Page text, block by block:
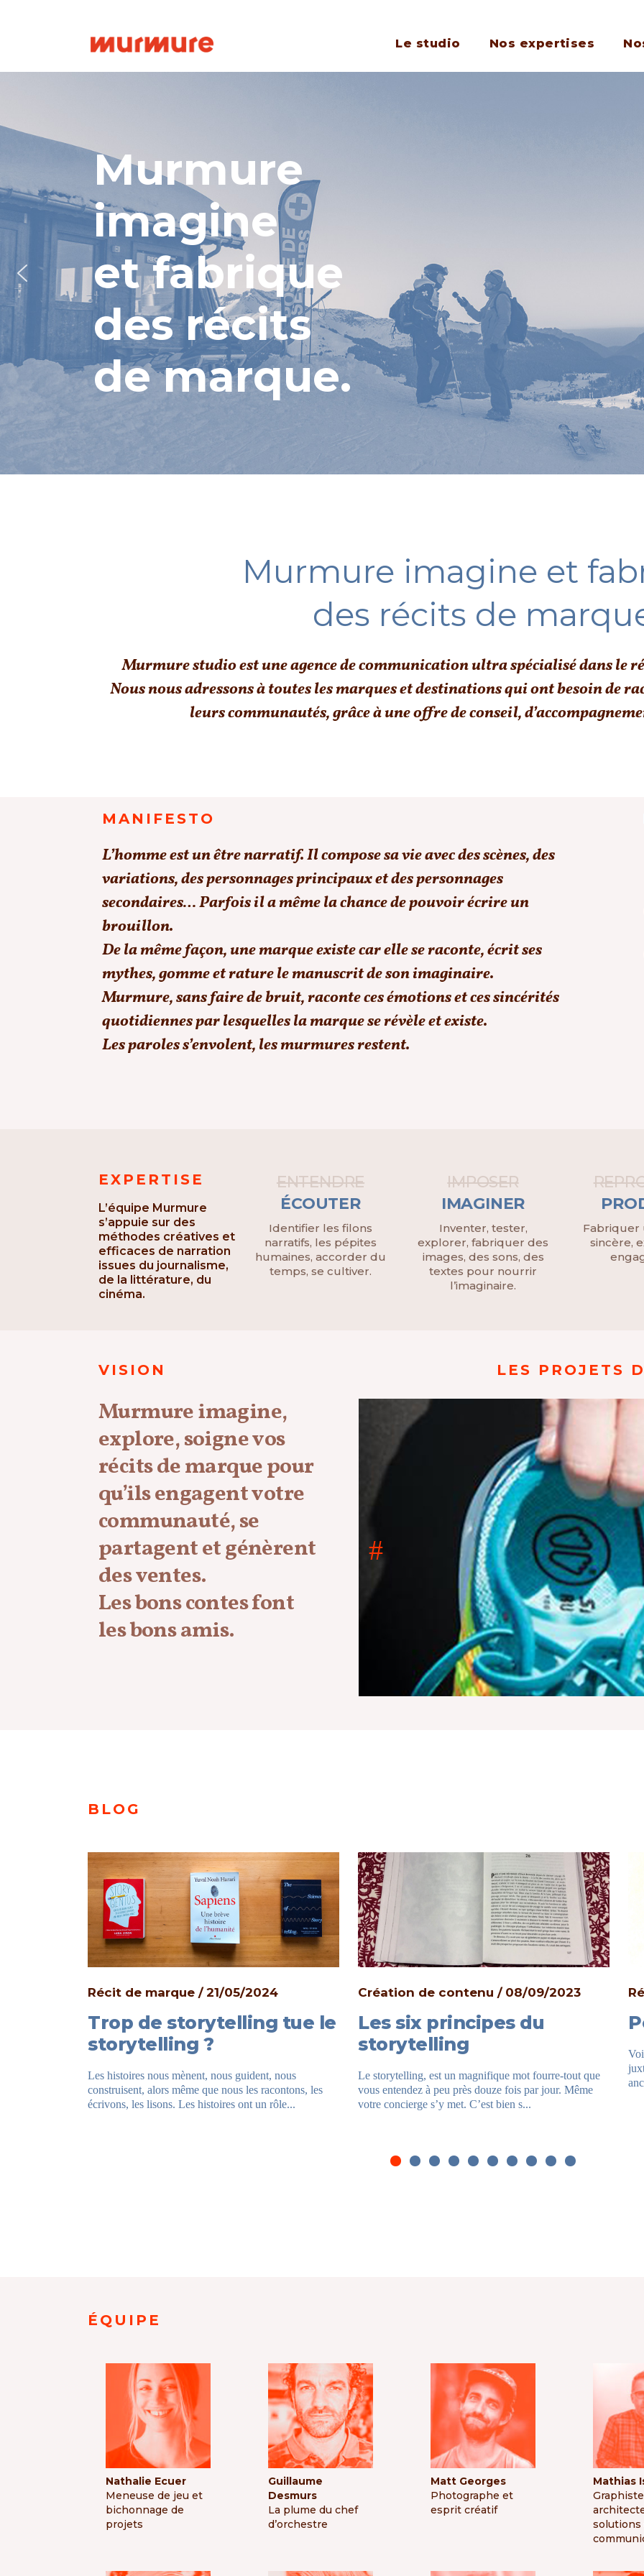
Le studio Nos expertises
Murmure
imagine
et fabrique
des récits
de marque.
Murmure imagine et
des récits de
Murmure studio est une agence de communication ultra spécialisé dans le
Nous nous adressons à toutes les marques et destinations qui ont besoin de
leurs communautés, grâce à une offre de conseil,
MANIFESTO
L’homme est un être narratif. Il compose sa vie avec des scènes, des
variations, des personnages principaux et des personnages
secondaires… Parfois il a même la chance de pouvoir écrire un
brouillon.
De la même façon, une marque existe car elle se raconte, écrit ses
mythes, gomme et rature le manuscrit de son imaginaire.
Murmure, sans faire de bruit, raconte ces émotions et ces sincérités
quotidiennes par lesquelles la marque se révèle et existe.
Les paroles s’envolent, les murmures restent.
EXPERTISE
L’équipe Murmure
s’appuie sur des
méthodes créatives et
efficaces de narration
issues du journalisme,
de la littérature, du
cinéma.
ENTENDRE
ÉCOUTER
Identifier les filons
narratifs, les pépites
humaines, accorder du
temps, se cultiver.
IMPOSER
IMAGINER
Inventer, tester,
explorer, fabriquer des
images, des sons, des
textes pour nourrir
l’imaginaire.
Fabriquer
sincère,
VISION
Murmure imagine,
explore, soigne vos
récits de marque pour
qu’ils engagent votre
communauté, se
partagent et génèrent
des ventes.
Les bons contes font
les bons amis.
LES PROJETS
de Tignes / Tignes 2050 SIDAS World /
BLOG
Récit de marque 21/05/2024
Trop de storytelling tue le
storytelling ?
Les histoires nous mènent, nous guident, nous
construisent, alors même que nous les racontons, les
écrivons, les lisons. Les histoires ont un rôle...
Création de contenu 08/09/2023
Les six principes du
storytelling
Le storytelling, est un magnifique mot fourre-tout que
vous entendez à peu près douze fois par jour. Même
votre concierge s’y met. C’est bien s...
É QUIPE
Nathalie Ecuer
Meneuse de jeu et
bichonnage de
projets
Guillaume
Desmurs
La plume du chef
d’orchestre
Matt Georges
Photographe et
esprit créatif
Mathias
solutions